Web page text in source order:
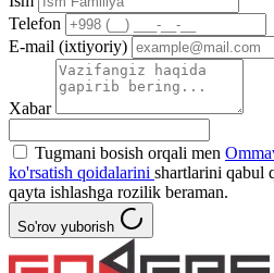
Telefon
E-mail (ixtiyoriy)
Xabar
Tugmani bosish orqali men
ko'rsatish qoidalarini shartlarini qabul
qayta ishlashga rozilik beraman.
So'rov yuborish